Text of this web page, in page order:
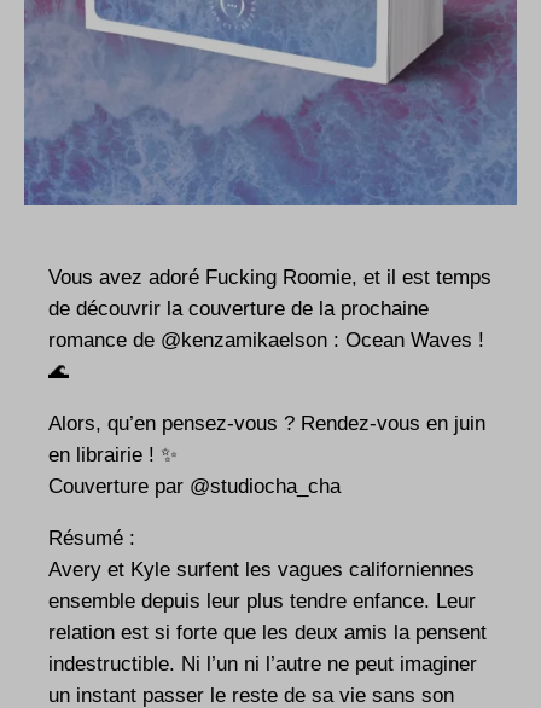
Vous avez adoré Fucking Roomie, et il est temps
de découvrir la couverture de la prochaine
romance de @kenzamikaelson : Ocean Waves !
🌊
Alors, qu’en pensez-vous ? Rendez-vous en juin
en librairie ! ✨
Couverture par @studiocha_cha
Résumé :
Avery et Kyle surfent les vagues californiennes
ensemble depuis leur plus tendre enfance. Leur
relation est si forte que les deux amis la pensent
indestructible. Ni l’un ni l’autre ne peut imaginer
un instant passer le reste de sa vie sans son